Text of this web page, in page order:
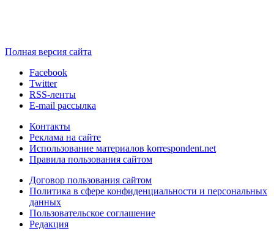
Полная версия сайта
Facebook
Twitter
RSS-ленты
E-mail рассылка
Контакты
Реклама на сайте
Использование материалов korrespondent.net
Правила пользования сайтом
Договор пользования сайтом
Политика в сфере конфиденциальности и персональных
данных
Пользовательское соглашение
Редакция